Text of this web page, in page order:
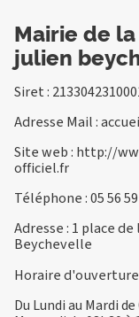
Mairie de
julien
Siret :
Adresse Mail :
Site web : http://
officiel.fr
Téléphone :05 56
Adresse : 1 place
Beychevelle
Horaire d'ouverture
Du Lundi au Mardi